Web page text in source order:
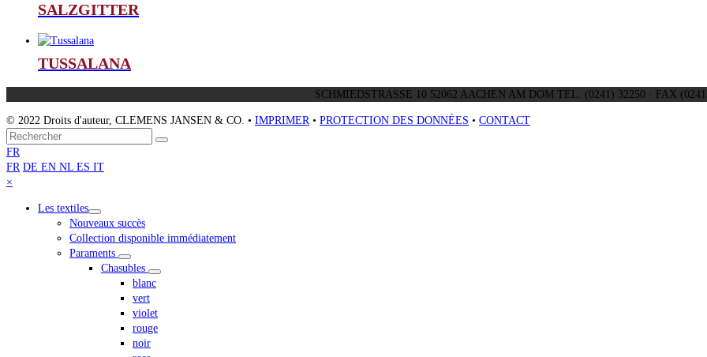
SALZGITTER
TUSSALANA
SCHMIEDSTRASSE 10 52062 AACHEN AM DOM TEL. (0241) 32250 · FAX
© 2022 Droits d'auteur, CLEMENS JANSEN & CO. • IMPRIMER• PROTECTION DES DONNÉES • CONTACT
Retour
au
sommet
Rechercher
Envoyer
FR
FR DE EN NL ES IT
×
menu
Les textiles
Nouveaux succès
Collection disponible immédiatement
Paraments
Chasubles
blanc
vert
violet
rouge
noir